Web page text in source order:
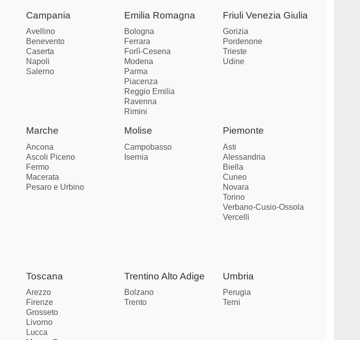
Campania
Avellino
Benevento
Caserta
Napoli
Salerno
Emilia Romagna
Bologna
Ferrara
Forlì-Cesena
Modena
Parma
Piacenza
Reggio Emilia
Ravenna
Rimini
Friuli Venezia Giulia
Gorizia
Pordenone
Trieste
Udine
Marche
Ancona
Ascoli Piceno
Fermo
Macerata
Pesaro e Urbino
Molise
Campobasso
Isernia
Piemonte
Asti
Alessandria
Biella
Cuneo
Novara
Torino
Verbano-Cusio-Ossola
Vercelli
Toscana
Arezzo
Firenze
Grosseto
Livorno
Lucca
Trentino Alto Adige
Bolzano
Trento
Umbria
Perugia
Terni